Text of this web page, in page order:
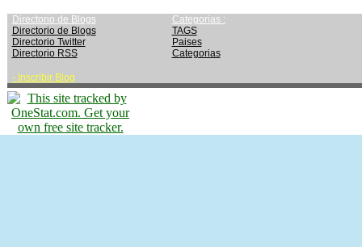
Directorio de Blogs
Directorio de Blogs
Directorio Twitter
Directorio RSS
- Inscribir Blog
Categorias :
TAGS
Paises
Categorias